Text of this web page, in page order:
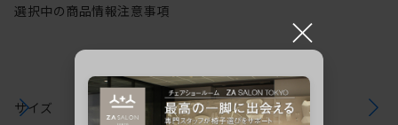
選択中の商品情報注意事項
サイズ
×